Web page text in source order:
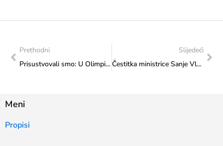
Prethodni
Prisustvovali smo: U Olimpijskom muzeju u Sarajevu obilježeni Dani italijanskog sporta u svijetu
Slijedeći
Čestitka ministrice Sanje Vlaisaljević Konjičkom klubu „Visoko“
Meni
Propisi